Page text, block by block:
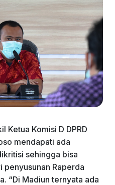
Ketua Komisi D DPRD
mendapati ada
sehingga bisa
penyusunan Raperda
“Di Madiun ternyata ada